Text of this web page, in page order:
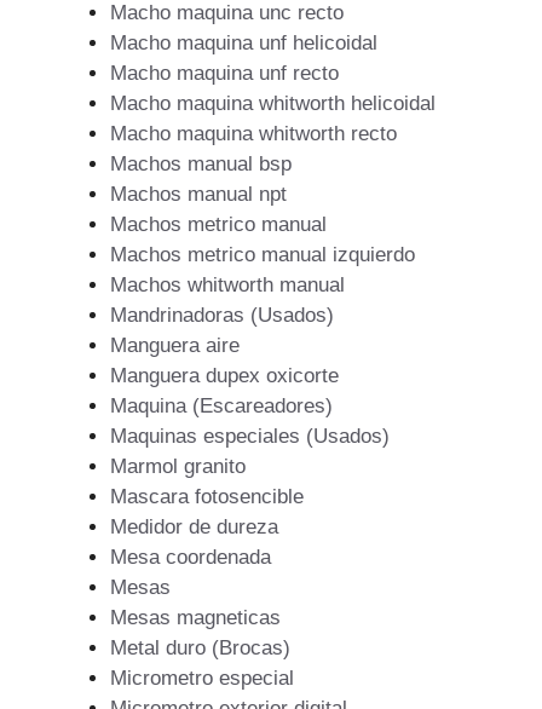
Macho maquina unc recto
Macho maquina unf helicoidal
Macho maquina unf recto
Macho maquina whitworth helicoidal
Macho maquina whitworth recto
Machos manual bsp
Machos manual npt
Machos metrico manual
Machos metrico manual izquierdo
Machos whitworth manual
Mandrinadoras (Usados)
Manguera aire
Manguera dupex oxicorte
Maquina (Escareadores)
Maquinas especiales (Usados)
Marmol granito
Mascara fotosencible
Medidor de dureza
Mesa coordenada
Mesas
Mesas magneticas
Metal duro (Brocas)
Micrometro especial